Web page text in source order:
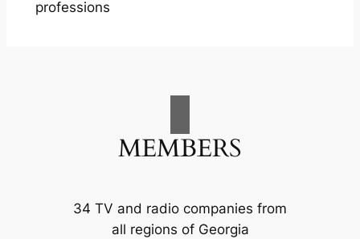
professions
MEMBERS
34 TV and radio companies from
all regions of Georgia